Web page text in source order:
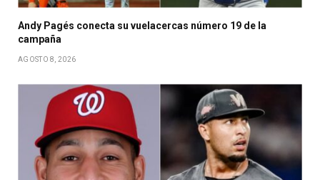
Andy Pagés conecta su vuelacercas número 19 de la
campaña
AGOSTO 8, 2026